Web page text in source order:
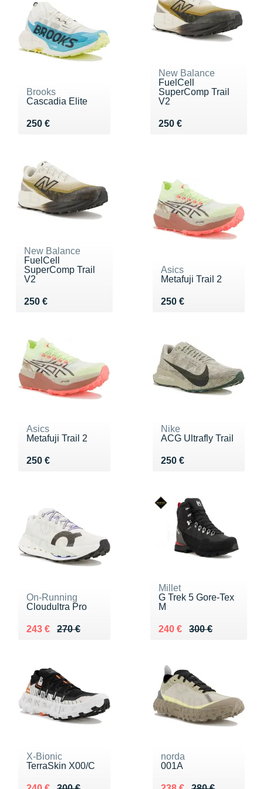
Brooks
Cascadia Elite
250 €
Vendu 250 €
New Balance
FuelCell
SuperComp Trail
V2
250 €
Vendu 250 €
New Balance
FuelCell
SuperComp Trail
V2
250 €
Vendu 250 €
Asics
Metafuji Trail 2
250 €
Vendu 250 €
Asics
Metafuji Trail 2
250 €
Vendu 250 €
Nike
ACG Ultrafly Trail
250 €
Vendu 250 €
On-Running
Cloudultra Pro
270 €
Au lieu de 270 €
243 €
Vendu 243 €
Millet
G Trek 5 Gore-Tex
M
300 €
Au lieu de 300 €
240 €
Vendu 240 €
X-Bionic
TerraSkin X00/C
norda
001A